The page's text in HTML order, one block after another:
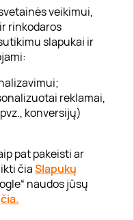
veikimui,
rinkodaros
slapukai ir
reklamai,
konversijų)
pat pakeisti ar
čiaSlapukų
naudos jūsų
čia.